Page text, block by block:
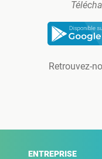
Retrouvez-
ENTREPRISE